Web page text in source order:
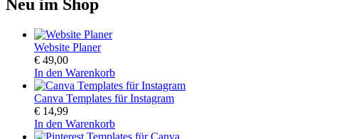
Neu im Shop
Website Planer
€ 49,00
In den Warenkorb
Canva Templates für Instagram
€ 14,99
In den Warenkorb